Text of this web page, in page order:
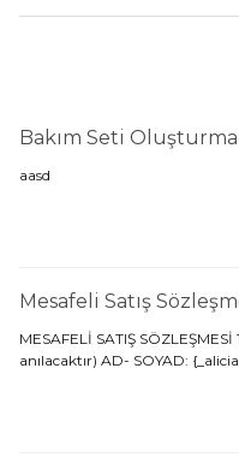
Bakım Seti
aasd
Mesafeli Satış
MESAFELİ SATIŞ
anılacaktır) AD- SOYAD: